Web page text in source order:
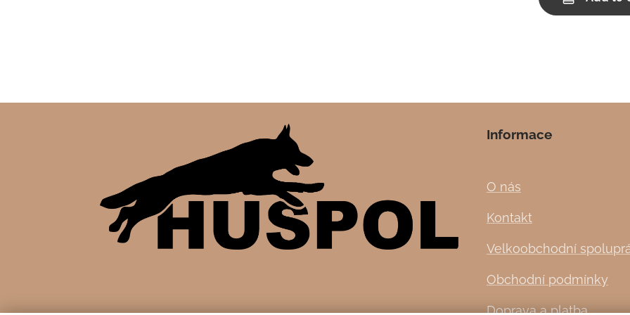
Informace
O nás
Kontakt
Velkoobchodní
Obchodní podmínky
Doprava a platba